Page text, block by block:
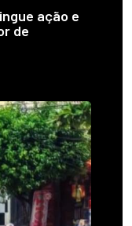
ação e
de